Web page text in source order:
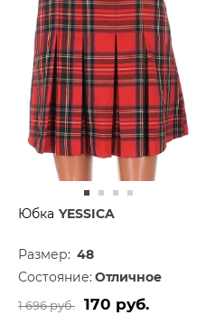
Юбка YESSICA
Размер: 48
Состояние: Отличное
1 696 руб. 170 руб.